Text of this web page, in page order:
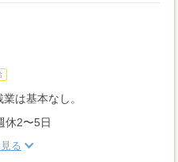
は基本なし。
休2〜5日
る